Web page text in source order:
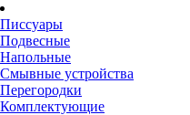
Писсуары
Подвесные
Напольные
Смывные устройства
Перегородки
Комплектующие